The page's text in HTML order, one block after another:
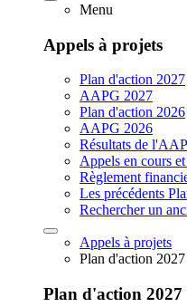
Menu
Appels à projets
Plan d'action 2027
AAPG 2027
Plan d'action 2026
AAPG 2026
Résultats de
Appels en cours
Règlement
Les précédents
Rechercher un
Appels à projets
Plan d'action 2027
Plan d'action 2027